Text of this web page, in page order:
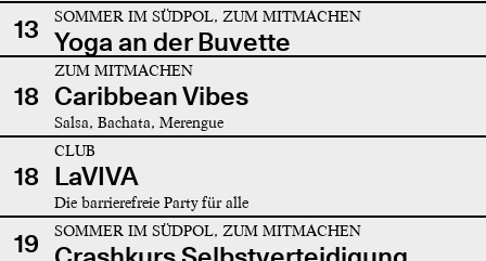
13 SOMMER IM SÜDPOL, ZUM MITMACHEN
Yoga an der Buvette
18
ZUM MITMACHEN
Caribbean Vibes
Salsa, Bachata, Merengue
18
CLUB
LaVIVA
Die barrierefreie Party für alle
19 SOMMER IM SÜDPOL, ZUM MITMACHEN